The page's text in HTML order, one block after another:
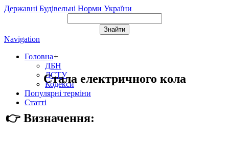
Державні Будівельні Норми України
Navigation
Головна+
ДБН
ДСТУ
Кодекси
Популярні терміни
Статті
Стала електричного кола
👉 Визначення: